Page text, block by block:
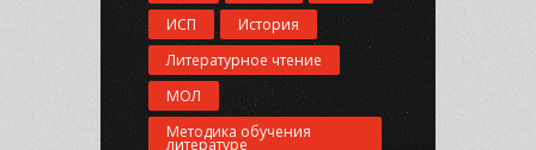
ИСП
История
Литературное чтение
МОЛ
Методика обучения
литературе